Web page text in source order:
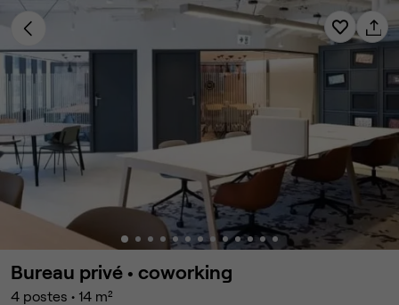
Bureau privé • coworking
4 postes • 14 m²